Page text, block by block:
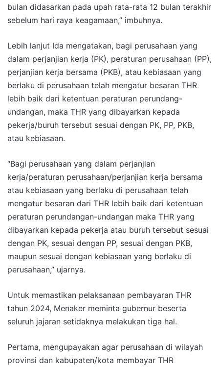
bulan didasarkan pada upah rata-rata 12 bulan terakhir
sebelum hari raya keagamaan,” imbuhnya.
Lebih lanjut Ida mengatakan, bagi perusahaan yang
dalam perjanjian kerja (PK), peraturan perusahaan (PP),
perjanjian kerja bersama (PKB), atau kebiasaan yang
berlaku di perusahaan telah mengatur besaran THR
lebih baik dari ketentuan peraturan perundang-
undangan, maka THR yang dibayarkan kepada
pekerja/buruh tersebut sesuai dengan PK, PP, PKB,
atau kebiasaan.
“Bagi perusahaan yang dalam perjanjian
kerja/peraturan perusahaan/perjanjian kerja bersama
atau kebiasaan yang berlaku di perusahaan telah
mengatur besaran dari THR lebih baik dari ketentuan
peraturan perundangan-undangan maka THR yang
dibayarkan kepada pekerja atau buruh tersebut sesuai
dengan PK, sesuai dengan PP, sesuai dengan PKB,
maupun sesuai dengan kebiasaan yang berlaku di
perusahaan,” ujarnya.
Untuk memastikan pelaksanaan pembayaran THR
tahun 2024, Menaker meminta gubernur beserta
seluruh jajaran setidaknya melakukan tiga hal.
Pertama, mengupayakan agar perusahaan di wilayah
provinsi dan kabupaten/kota membayar THR